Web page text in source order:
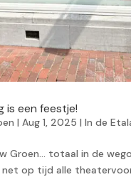
is een feestje!
| Aug 1, 2025 | In de
Groen… totaal in de
net op tijd alle